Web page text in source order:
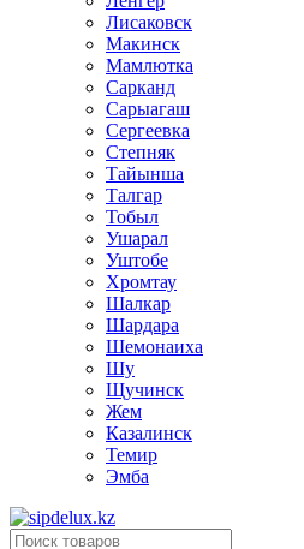
Лисаковск
Макинск
Мамлютка
Сарканд
Сарыагаш
Сергеевка
Степняк
Тайынша
Талгар
Тобыл
Ушарал
Уштобе
Хромтау
Шалкар
Шардара
Шемонаиха
Шу
Щучинск
Жем
Казалинск
Темир
Эмба